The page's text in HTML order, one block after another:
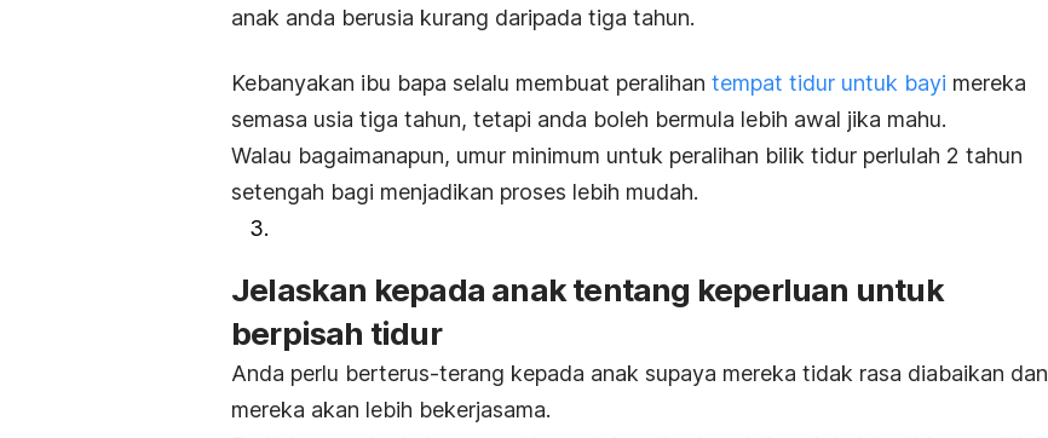
anak anda berusia kurang daripada tiga tahun.
Kebanyakan ibu bapa selalu membuat peralihan tempat tidur untuk bayi mereka
semasa usia tiga tahun, tetapi anda boleh bermula lebih awal jika mahu.
Walau bagaimanapun, umur minimum untuk peralihan bilik tidur perlulah 2 tahun
setengah bagi menjadikan proses lebih mudah.
Jelaskan kepada anak tentang keperluan untuk
berpisah tidur
Anda perlu berterus-terang kepada anak supaya mereka tidak rasa diabaikan dan
mereka akan lebih bekerjasama.